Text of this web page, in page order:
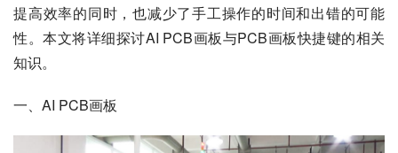
提高效率的同时，也减少了手工操作的时间和出错的可能
性。本文将详细探讨AI PCB画板与PCB画板快捷键的相关
知识。
一、AI PCB画板